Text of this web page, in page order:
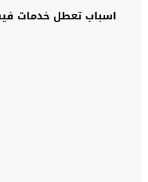
اسباب تعطل خدمات